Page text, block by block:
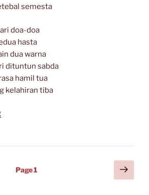
semesta
doa-doa
hasta
dua warna
dituntun sabda
hamil tua
kelahiran tiba
“Sajak-
Saryono”
Page1
Next
page